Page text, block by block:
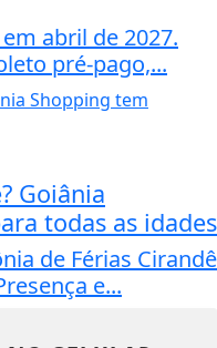
abril de 2027.
pré-pago,...
Goiânia
todas as idades
de Férias Cirandê
e...